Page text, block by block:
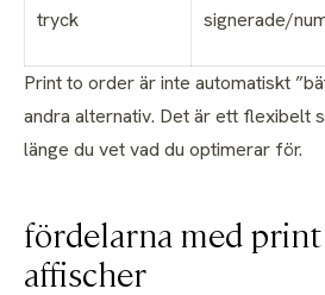
tryck
signerade/
Print to order är inte automatiskt
andra alternativ. Det är ett flexibelt
länge du vet vad du optimerar för.
fördelarna med
affischer